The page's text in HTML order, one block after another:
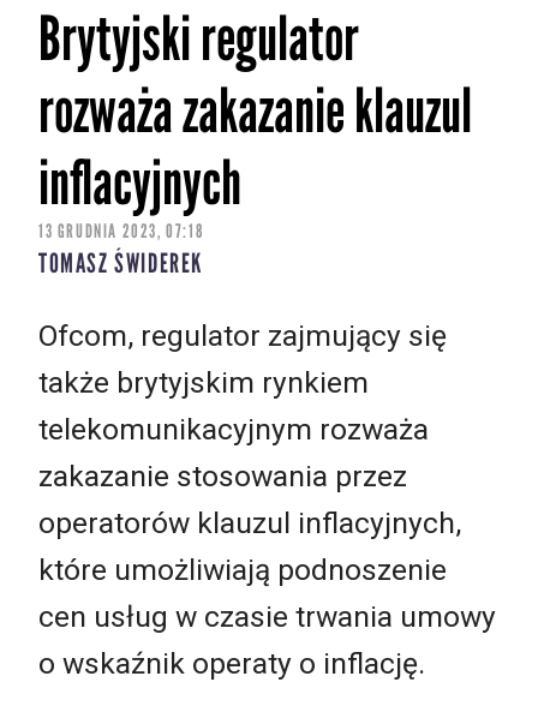
Brytyjski regulator
rozważa zakazanie klauzul
inflacyjnych
13 GRUDNIA 2023, 07:18
TOMASZ ŚWIDEREK
Ofcom, regulator zajmujący się
także brytyjskim rynkiem
telekomunikacyjnym rozważa
zakazanie stosowania przez
operatorów klauzul inflacyjnych,
które umożliwiają podnoszenie
cen usług w czasie trwania umowy
o wskaźnik operaty o inflację.